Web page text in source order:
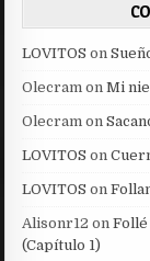
LOVITOS on
Olecram onMi
Olecram on
LOVITOS on
LOVITOS on
Alisonr12 onFollé
(Capítulo 1)